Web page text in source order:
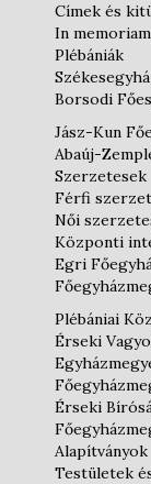
Címek és
In memoriam
Plébániák
Borsodi
Jász-Kun
Abaúj-
Szerzetesek
Férfi
Női
Központi
Egri
Plébániai
Érseki
Érseki
Alapítványok
Testületek